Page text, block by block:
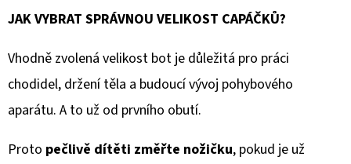
JAK VYBRAT SPRÁVNOU VELIKOST CAPÁČKŮ?
Vhodně zvolená velikost bot je důležitá pro práci
chodidel, držení těla a budoucí vývoj pohybového
aparátu. A to už od prvního obutí.
Proto pečlivě dítěti změřte nožičku, pokud je už